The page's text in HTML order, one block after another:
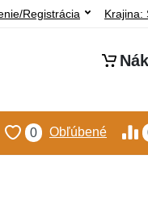
Krajina:
Registrácia
0 Obľúbené